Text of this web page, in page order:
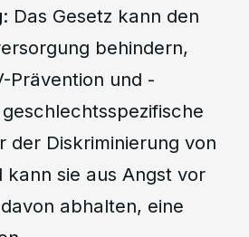
: Das Gesetz kann den
behindern,
Prävention und -
der Diskriminierung von
kann sie aus Angst vor
abhalten, eine